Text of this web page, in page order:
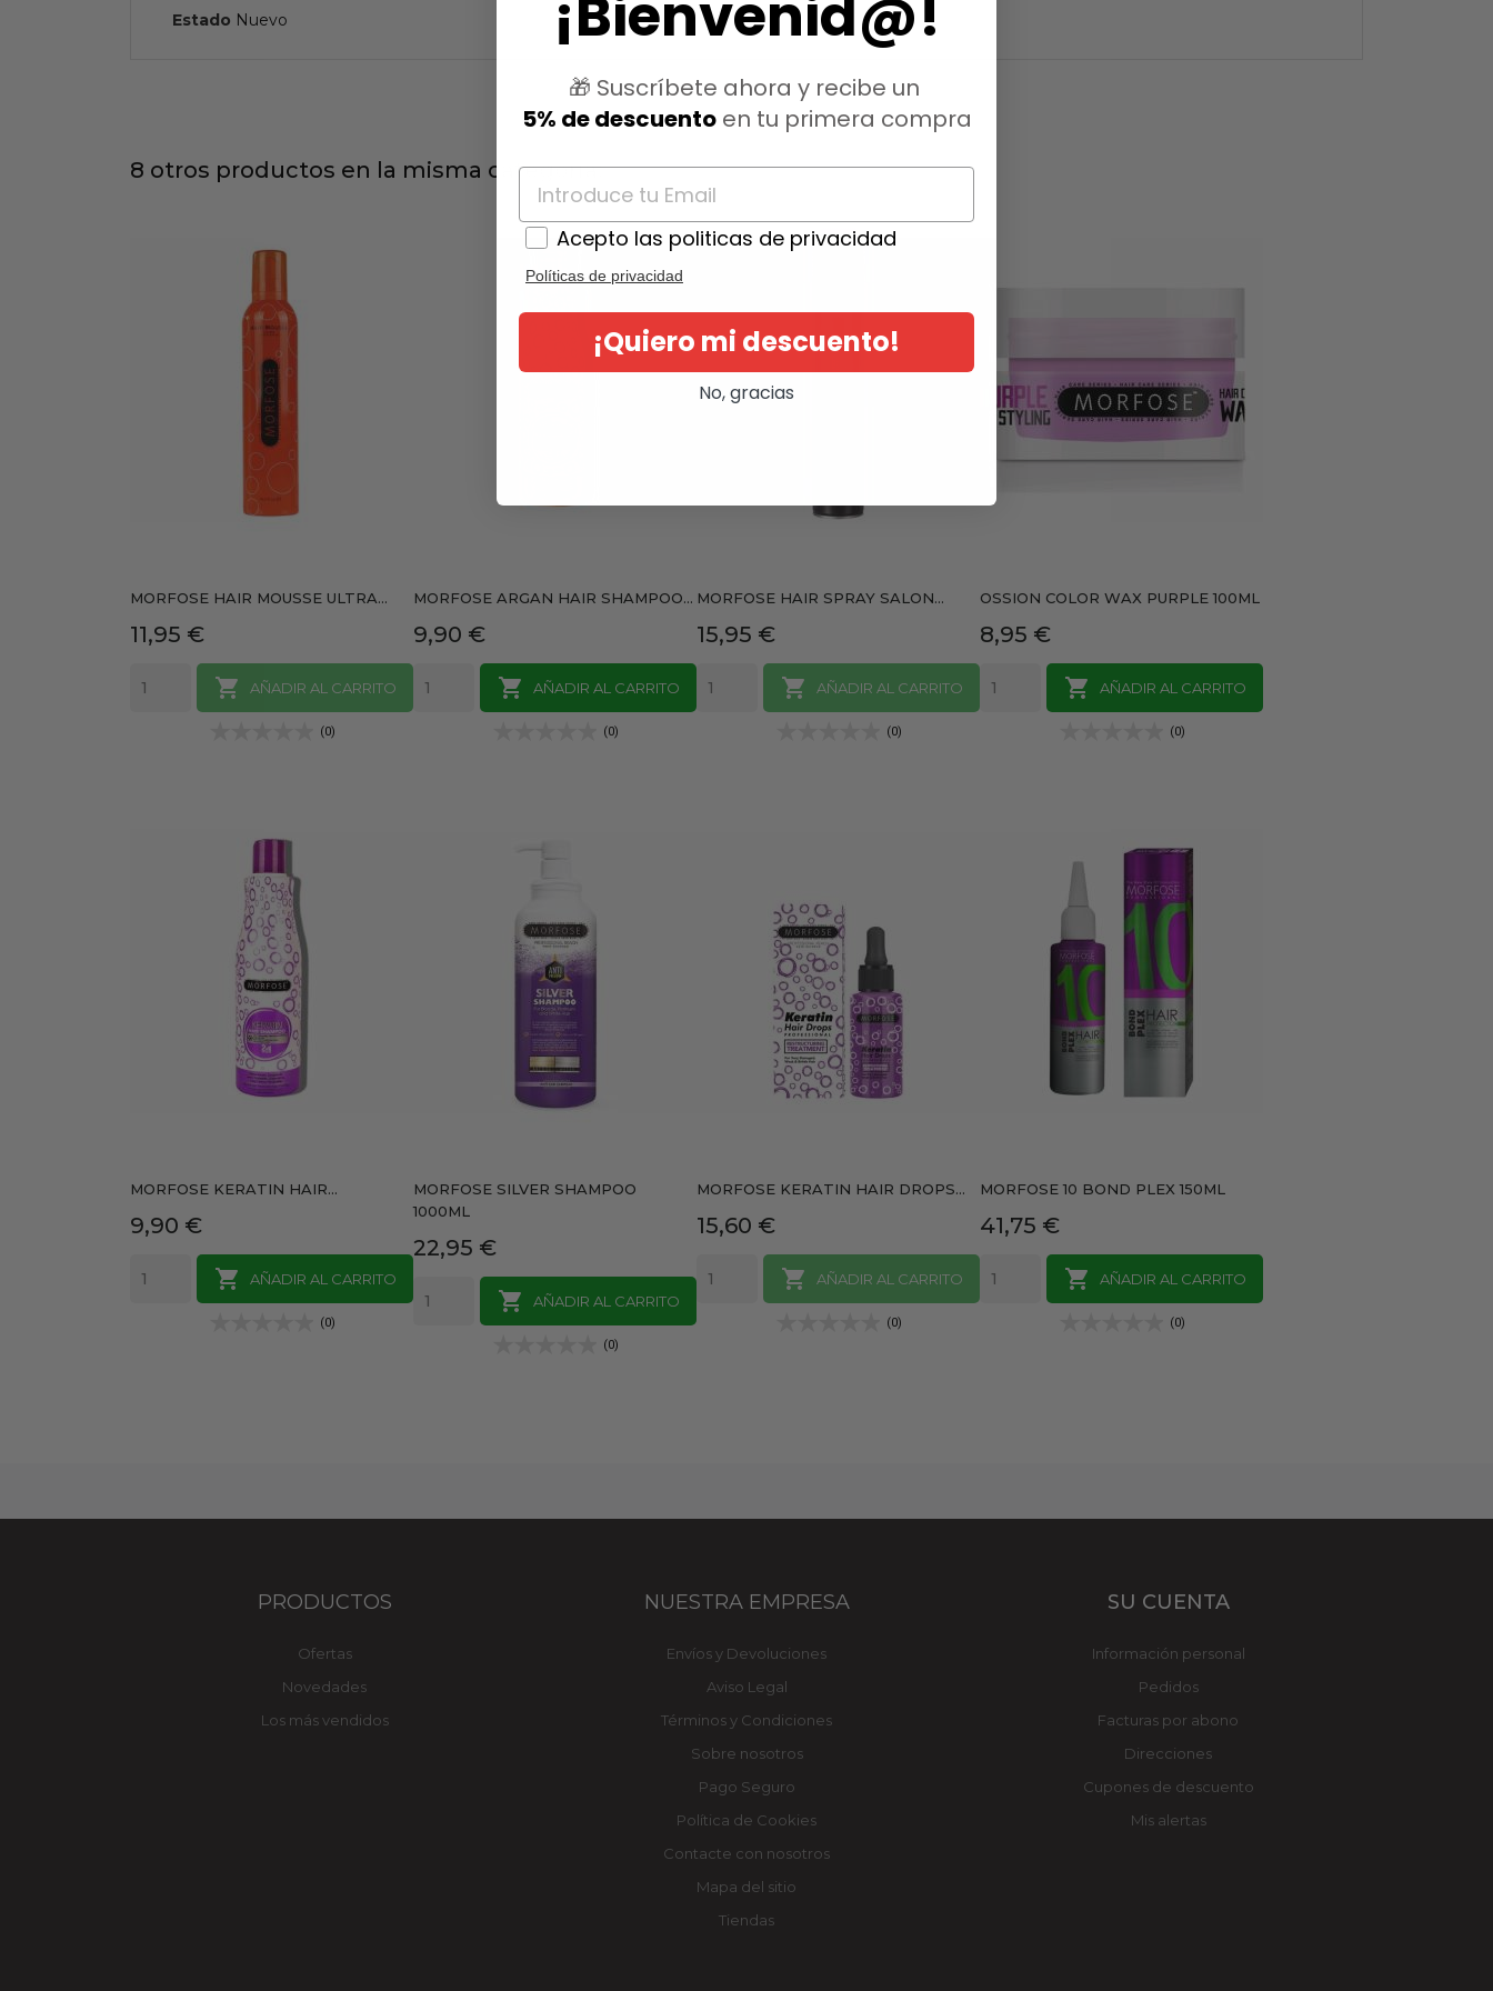
Estado Nuevo
8 otros productos en la misma categoría:
MORFOSE HAIR MOUSSE ULTRA...
Precio
11,95 €

AÑADIR AL CARRITO
(0)
MORFOSE ARGAN HAIR SHAMPOO...
Precio
9,90 €

AÑADIR AL CARRITO
(0)
MORFOSE HAIR SPRAY SALON...
Precio
15,95 €

AÑADIR AL CARRITO
(0)
OSSION COLOR WAX PURPLE 100ML
Precio
8,95 €

AÑADIR AL CARRITO
(0)
MORFOSE KERATIN HAIR...
Precio
9,90 €

AÑADIR AL CARRITO
(0)
MORFOSE SILVER SHAMPOO
1000ML
Precio
22,95 €

AÑADIR AL CARRITO
(0)
MORFOSE KERATIN HAIR DROPS...
Precio
15,60 €

AÑADIR AL CARRITO
(0)
MORFOSE 10 BOND PLEX 150ML
Precio
41,75 €

AÑADIR AL CARRITO
(0)
PRODUCTOS
Ofertas
Novedades
Los más vendidos
NUESTRA EMPRESA
Envíos y Devoluciones
Aviso Legal
Términos y Condiciones
Sobre nosotros
Pago Seguro
Política de Cookies
Contacte con nosotros
Mapa del sitio
Tiendas
SU CUENTA
Información personal
Pedidos
Facturas por abono
Direcciones
Cupones de descuento
Mis alertas
¡Bienvenid@!
🎁 Suscríbete ahora y recibe un
5% de descuentoen tu primera compra
Acepto las politicas de privacidad
Políticas de privacidad
¡Quiero mi descuento!
No, gracias